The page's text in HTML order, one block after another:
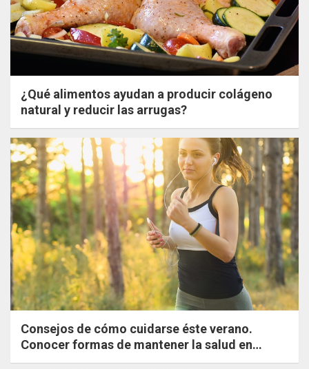
¿Qué alimentos ayudan a producir colágeno
natural y reducir las arrugas?
Consejos de cómo cuidarse éste verano.
Conocer formas de mantener la salud en
verano. Ejercicios sencillos y saludables.